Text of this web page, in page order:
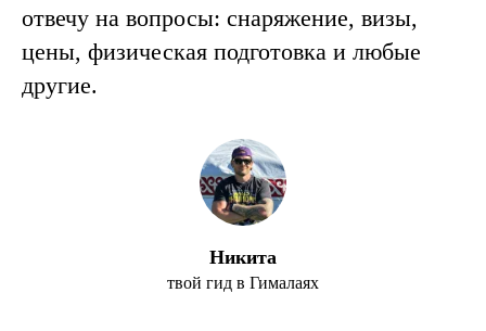
отвечу на вопросы: снаряжение, визы,
цены, физическая подготовка и любые
другие.
Никита
твой гид в Гималаях